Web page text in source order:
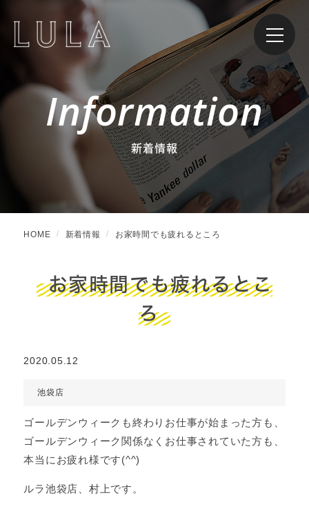
Information
新着情報
HOME 新着情報 お家時間でも疲れるところ
お家時間でも疲れるとこ
ろ
2020.05.12
池袋店
ゴールデンウィークも終わりお仕事が始まった方も、
ゴールデンウィーク関係なくお仕事されていた方も、
本当にお疲れ様です(^^)
ルラ池袋店、村上です。